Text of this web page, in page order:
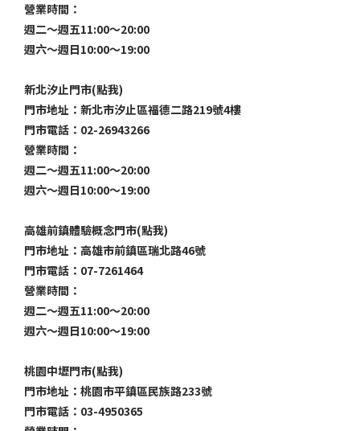
營業時間：
週二～週五11:00～20:00
週六～週日10:00～19:00
新北汐止門市(點我)
門市地址：新北市汐止區福德二路219號4樓
門市電話：02-26943266
營業時間：
週二～週五11:00～20:00
週六～週日10:00～19:00
高雄前鎮體驗概念門市(點我)
門市地址：高雄市前鎮區瑞北路46號
門市電話：07-7261464
營業時間：
週二～週五11:00～20:00
週六～週日10:00～19:00
桃園中壢門市(點我)
門市地址：桃園市平鎮區民族路233號
門市電話：03-4950365